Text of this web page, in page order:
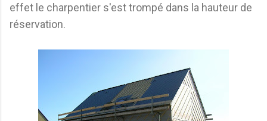
effet le charpentier s'est trompé dans la hauteur de
réservation.